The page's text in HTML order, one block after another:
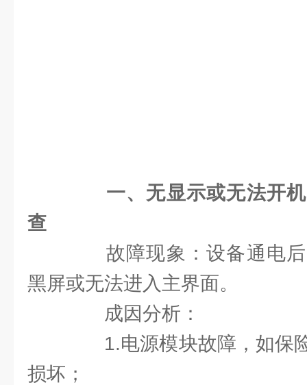
一、无显示或无法开
查
故障现象：设备通电后
黑屏或无法进入主界面。
成因分析：
1.电源模块故障，如保
损坏；